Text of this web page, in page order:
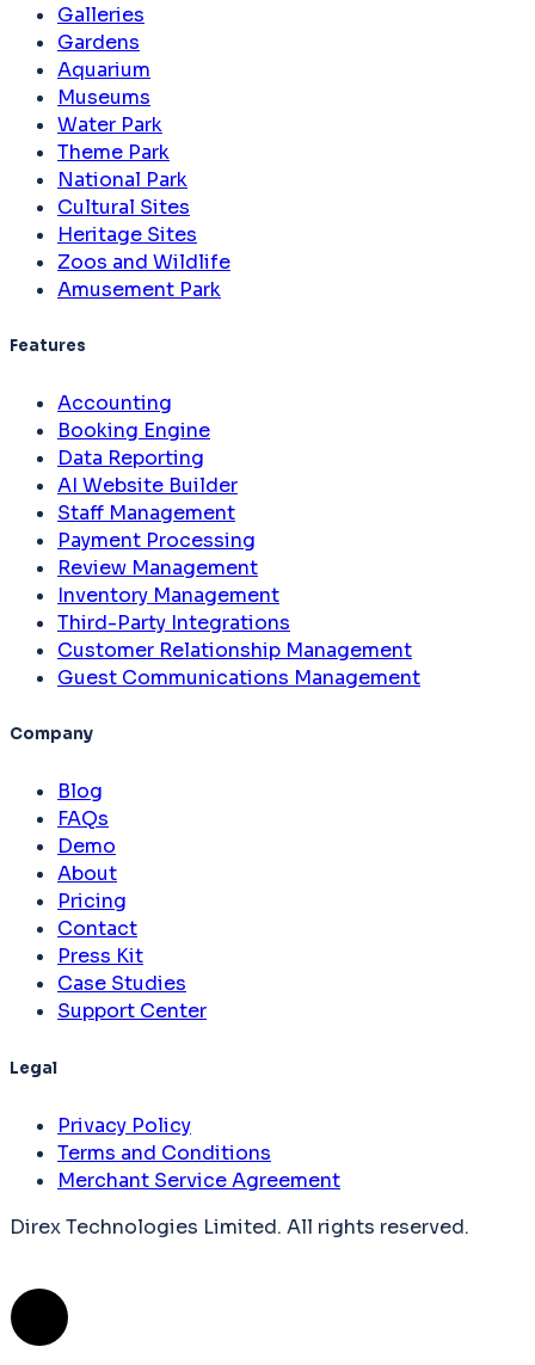
Galleries
Gardens
Aquarium
Museums
Water Park
Theme Park
National Park
Cultural Sites
Heritage Sites
Zoos and Wildlife
Amusement Park
Features
Accounting
Booking Engine
Data Reporting
AI Website Builder
Staff Management
Payment Processing
Review Management
Inventory Management
Third-Party Integrations
Customer Relationship Management
Guest Communications Management
Company
Blog
FAQs
Demo
About
Pricing
Contact
Press Kit
Case Studies
Support Center
Legal
Privacy Policy
Terms and Conditions
Merchant Service Agreement
Direx Technologies Limited. All rights reserved.